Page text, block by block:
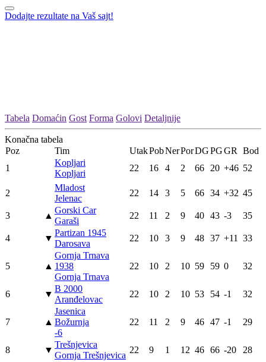
Dodajte rezultate na Vaš sajt!
Tabela Domaćin Gost Forma Golovi Detaljnije
Konačna tabela
Poz
Tim UtakPobNerPorDGPGGR
Bod
1
Kopljari
Kopljari
22 16 4 2 66 20 +46 52
2
Mladost
Jelenac
22 14 3 5 66 34 +32 45
3 ▲
Gorski Car
Garaši
22 11 2 9 40 43 -3 35
4 ▼
Partizan 1945
Darosava
22 10 3 9 48 37 +11 33
5 ▲
Gornja Trnava
1938
Gornja Trnava
22 10 2 10 59 59 0 32
6 ▼
B 2000
Aranđelovac
22 10 2 10 53 54 -1 32
7 ▲
Jasenica
Božurnja
-6
22 11 2 9 46 47 -1 29
8 ▼
Trešnjevica
Gornja Trešnjevica
22 9 1 12 46 66 -20 28